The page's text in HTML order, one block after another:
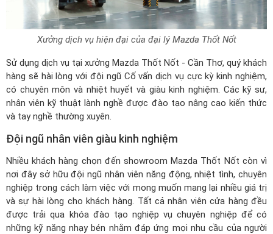
Xưởng dịch vụ hiện đại của đại lý Mazda Thốt Nốt
Sử dụng dịch vụ tại xưởng Mazda Thốt Nốt - Cần Thơ, quý khách
hàng sẽ hài lòng với đội ngũ Cố vấn dịch vụ cực kỳ kinh nghiệm,
có chuyên môn và nhiệt huyết và giàu kinh nghiệm. Các kỹ sư,
nhân viên kỹ thuật lành nghề được đào tạo nâng cao kiến thức
và tay nghề thường xuyên.
Đội ngũ nhân viên giàu kinh nghiệm
Nhiều khách hàng chọn đến showroom Mazda Thốt Nốt còn vì
nơi đây sở hữu đội ngũ nhân viên năng động, nhiệt tình, chuyên
nghiệp trong cách làm việc với mong muốn mang lại nhiều giá trị
và sự hài lòng cho khách hàng. Tất cả nhân viên cửa hàng đều
được trải qua khóa đào tạo nghiệp vụ chuyên nghiệp để có
những kỹ năng nhạy bén nhằm đáp ứng mọi nhu cầu của người